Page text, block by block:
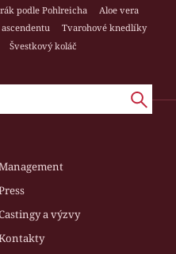
podle Pohlreicha
Aloe vera
Tvarohové knedlíky
Švestkový koláč
a výzvy